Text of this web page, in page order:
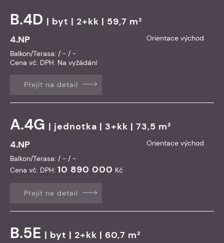
B.4D | byt | 2+kk | 59,7 m²
4.NP
Orientace východ
Balkon/Terasa: / - / -
Cena vč. DPH: Na vyžádání
Přejít na detail
A.4G | jednotka | 3+kk | 73,5 m²
4.NP
Orientace východ
Balkon/Terasa: / - / -
Cena vč. DPH: 10 890 000 Kč
Přejít na detail
B.5E | byt | 2+kk | 60,7 m²